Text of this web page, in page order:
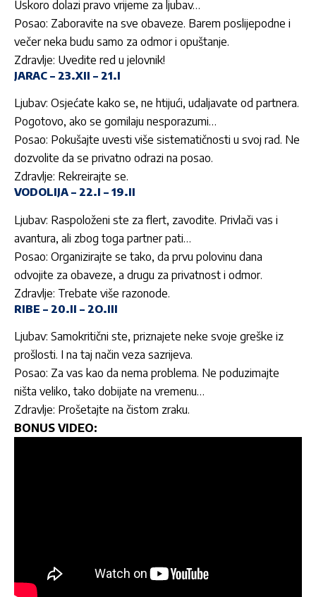
Uskoro dolazi pravo vrijeme za ljubav…
Posao: Zaboravite na sve obaveze. Barem poslijepodne i
večer neka budu samo za odmor i opuštanje.
Zdravlje: Uvedite red u jelovnik!
JARAC – 23.XII – 21.I
Ljubav: Osjećate kako se, ne htijući, udaljavate od partnera.
Pogotovo, ako se gomilaju nesporazumi…
Posao: Pokušajte uvesti više sistematičnosti u svoj rad. Ne
dozvolite da se privatno odrazi na posao.
Zdravlje: Rekreirajte se.
VODOLIJA – 22.I – 19.II
Ljubav: Raspoloženi ste za flert, zavodite. Privlači vas i
avantura, ali zbog toga partner pati…
Posao: Organizirajte se tako, da prvu polovinu dana
odvojite za obaveze, a drugu za privatnost i odmor.
Zdravlje: Trebate više razonode.
RIBE – 20.II – 2O.III
Ljubav: Samokritični ste, priznajete neke svoje greške iz
prošlosti. I na taj način veza sazrijeva.
Posao: Za vas kao da nema problema. Ne poduzimajte
ništa veliko, tako dobijate na vremenu…
Zdravlje: Prošetajte na čistom zraku.
BONUS VIDEO: